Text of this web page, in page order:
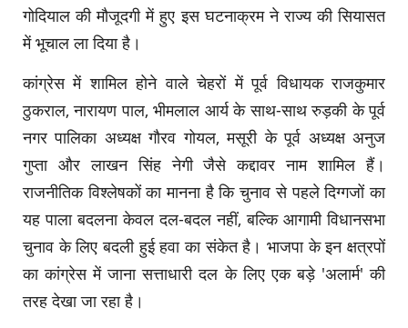
गोदियाल की मौजूदगी में हुए इस घटनाक्रम ने राज्य की सियासत
में भूचाल ला दिया है।
कांग्रेस में शामिल होने वाले चेहरों में पूर्व विधायक राजकुमार
ठुकराल, नारायण पाल, भीमलाल आर्य के साथ-साथ रुड़की के पूर्व
नगर पालिका अध्यक्ष गौरव गोयल, मसूरी के पूर्व अध्यक्ष अनुज
गुप्ता और लाखन सिंह नेगी जैसे कद्दावर नाम शामिल हैं।
राजनीतिक विश्लेषकों का मानना है कि चुनाव से पहले दिग्गजों का
यह पाला बदलना केवल दल-बदल नहीं, बल्कि आगामी विधानसभा
चुनाव के लिए बदली हुई हवा का संकेत है। भाजपा के इन क्षत्रपों
का कांग्रेस में जाना सत्ताधारी दल के लिए एक बड़े 'अलार्म' की
तरह देखा जा रहा है।